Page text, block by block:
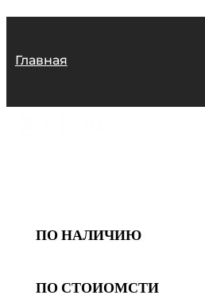
Перейти
содержимому
Главная
ПО НАЛИЧИЮ
ПО СТОИОМСТИ